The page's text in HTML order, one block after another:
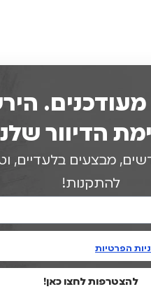
הדיוור
מבצעים בלעדיים,
להתקנות!
הפרטיות
להצטרפות לחצו כאן!